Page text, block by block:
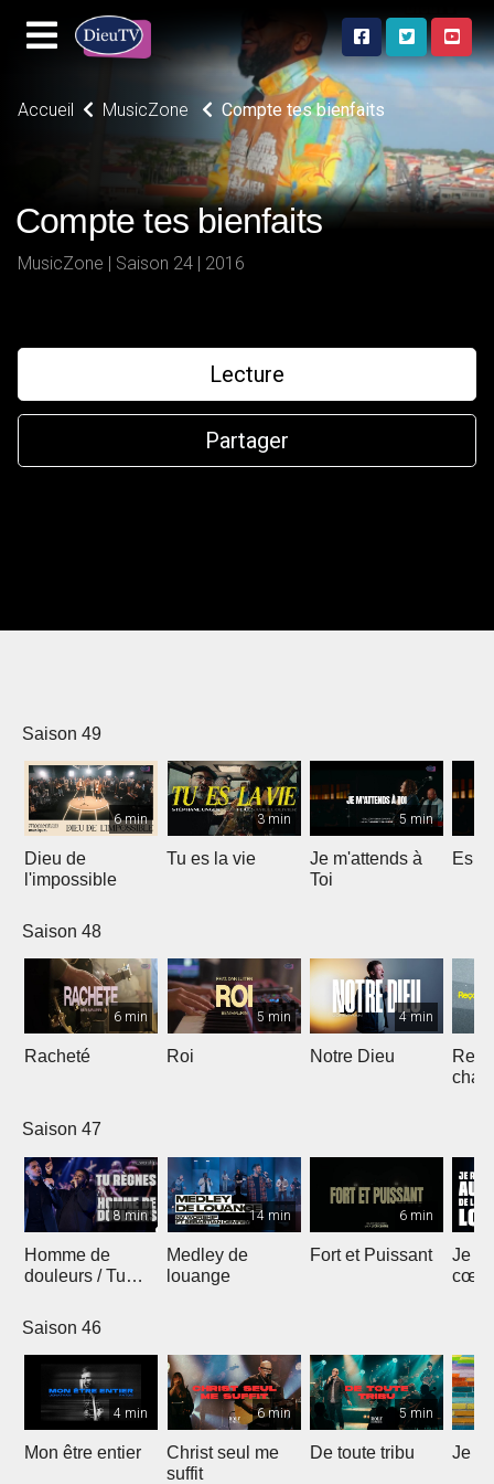
Accueil MusicZone Compte tes bienfaits
Compte tes bienfaits
MusicZone | Saison 24 | 2016
Lecture
Partager
Saison 49
6 min
Dieu de
l'impossible
3 min
Tu es la vie
5 min
Je m'attends à
Toi
Saison 48
6 min
Racheté
5 min
Roi
4 min
Notre Dieu
chant
Saison 47
8 min
Homme de
douleurs / Tu
14 min
Medley de
louange
6 min
Fort et Puissant
Je
cœur
Saison 46
4 min
Mon être entier
6 min
Christ seul me
suffit
5 min
De toute tribu Je